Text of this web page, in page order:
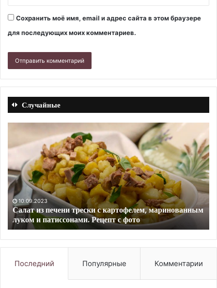
Сохранить моё имя, email и адрес сайта в этом браузере
для последующих моих комментариев.
Случайные
с
картошкой
в
казане,
запеченные
духовке.
Рецепт
с
фото
10.09.2023
Свиные ребрышки с картошкой в казане, запеченные
в духовке. Рецепт с фото
с
Последний Популярные Комментарии